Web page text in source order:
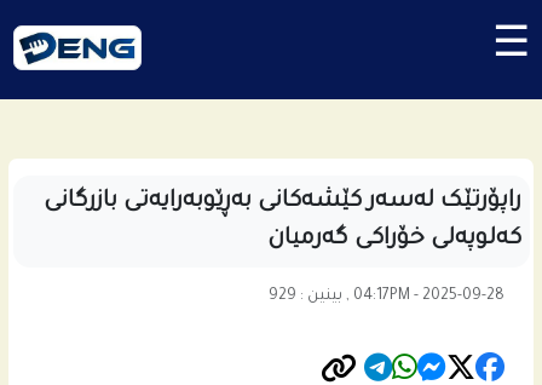
☰
راپۆرتێک لەسەر کێشەکانی بەڕێوبەرایەتی بازرگانی
کەلوپەلی خۆراکی گەرمیان
04:17PM - 2025-09-28 , بینین : 929